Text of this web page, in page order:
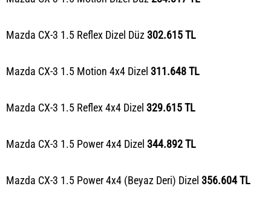
Mazda CX-3 1.5 Reflex Dizel Düz 302.615 TL
Mazda CX-3 1.5 Motion 4x4 Dizel 311.648 TL
Mazda CX-3 1.5 Reflex 4x4 Dizel 329.615 TL
Mazda CX-3 1.5 Power 4x4 Dizel 344.892 TL
Mazda CX-3 1.5 Power 4x4 (Beyaz Deri) Dizel 356.604 TL